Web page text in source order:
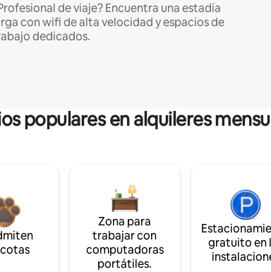
de viaje? Encuentra una estadía
con wifi de alta velocidad y espacios de
dedicados.
populares en alquileres
Zona para
trabajar con
computadoras
portátiles.
gratuito en